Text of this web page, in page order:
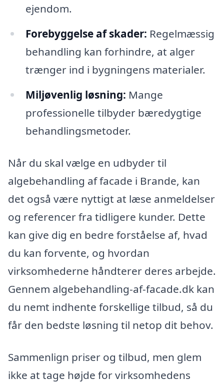
ejendom.
Forebyggelse af skader: Regelmæssig
behandling kan forhindre, at alger
trænger ind i bygningens materialer.
Miljøvenlig løsning: Mange
professionelle tilbyder bæredygtige
behandlingsmetoder.
Når du skal vælge en udbyder til
algebehandling af facade i Brande, kan
det også være nyttigt at læse anmeldelser
og referencer fra tidligere kunder. Dette
kan give dig en bedre forståelse af, hvad
du kan forvente, og hvordan
virksomhederne håndterer deres arbejde.
Gennem algebehandling-af-facade.dk kan
du nemt indhente forskellige tilbud, så du
får den bedste løsning til netop dit behov.
Sammenlign priser og tilbud, men glem
ikke at tage højde for virksomhedens